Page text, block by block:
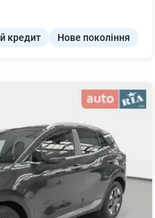
кредит Нове покоління